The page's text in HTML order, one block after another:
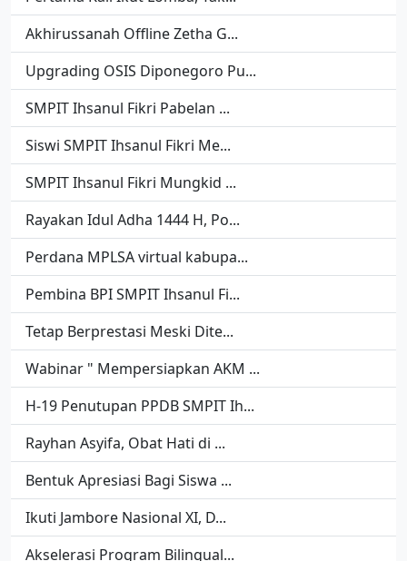
Akhirussanah Offline Zetha G...
Upgrading OSIS Diponegoro Pu...
SMPIT Ihsanul Fikri Pabelan ...
Siswi SMPIT Ihsanul Fikri Me...
SMPIT Ihsanul Fikri Mungkid ...
Rayakan Idul Adha 1444 H, Po...
Perdana MPLSA virtual kabupa...
Pembina BPI SMPIT Ihsanul Fi...
Tetap Berprestasi Meski Dite...
Wabinar " Mempersiapkan AKM ...
H-19 Penutupan PPDB SMPIT Ih...
Rayhan Asyifa, Obat Hati di ...
Bentuk Apresiasi Bagi Siswa ...
Ikuti Jambore Nasional XI, D...
Akselerasi Program Bilingual...